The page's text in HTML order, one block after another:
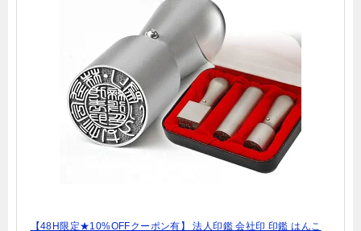
【48H限定★10%OFFクーポン有】 法人印鑑 会社印 印鑑 はんこ